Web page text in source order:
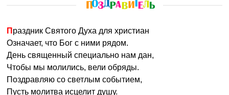
Праздник Святого Духа для христиан
Означает, что Бог с ними рядом.
День священный специально нам дан,
Чтобы мы молились, вели обряды.
Поздравляю со светлым событием,
Пусть молитва исцелит душу.